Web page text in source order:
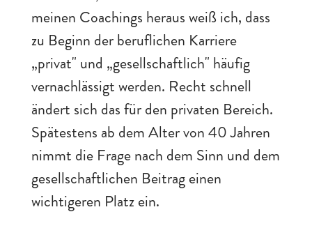
meinen Coachings heraus weiß ich, dass
zu Beginn der beruflichen Karriere
„privat" und „gesellschaftlich" häufig
vernachlässigt werden. Recht schnell
ändert sich das für den privaten Bereich.
Spätestens ab dem Alter von 40 Jahren
nimmt die Frage nach dem Sinn und dem
gesellschaftlichen Beitrag einen
wichtigeren Platz ein.